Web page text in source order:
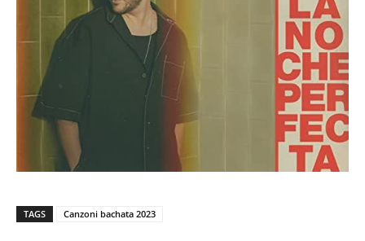
TAGS Canzoni bachata 2023